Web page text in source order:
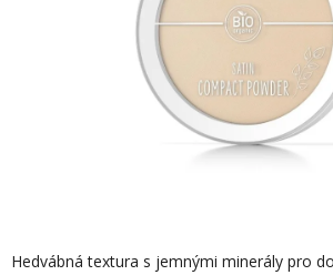
Hedvábná textura s jemnými minerály pro